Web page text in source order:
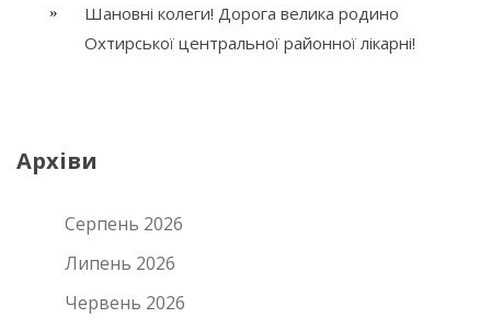
Шановні колеги! Дорога велика родино
Охтирської центральної районної лікарні!
Архіви
Серпень 2026
Липень 2026
Червень 2026